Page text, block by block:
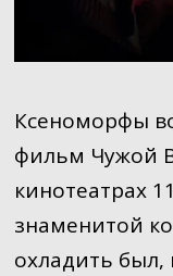
Ксеноморфы
фильм Чужой
кинотеатрах
знаменитой
охладить был,